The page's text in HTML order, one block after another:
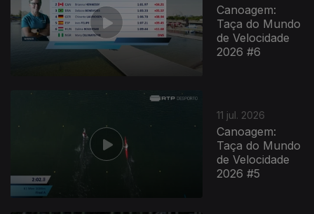
Canoagem:
Taça do Mundo
de Velocidade
2026 #6
11 jul. 2026
Canoagem:
Taça do Mundo
de Velocidade
2026 #5